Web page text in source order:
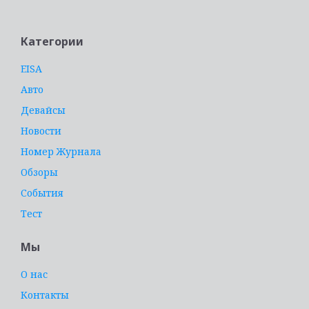
Категории
EISA
Авто
Девайсы
Новости
Номер Журнала
Обзоры
События
Тест
Мы
О нас
Контакты